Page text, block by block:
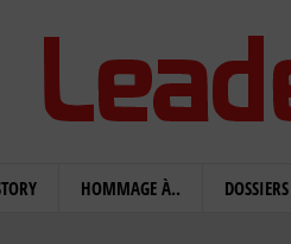
HOMMAGE À.. DOSSIERS